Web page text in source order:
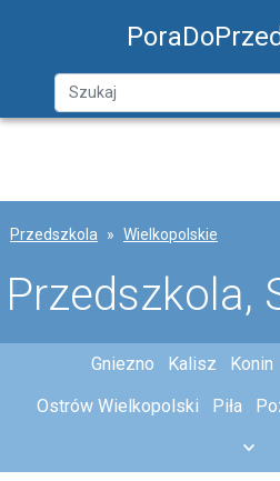
Przedszkola Wielkopolskie
Przedszkola,
Gniezno Kalisz Konin
Ostrów Wielkopolski
Piła